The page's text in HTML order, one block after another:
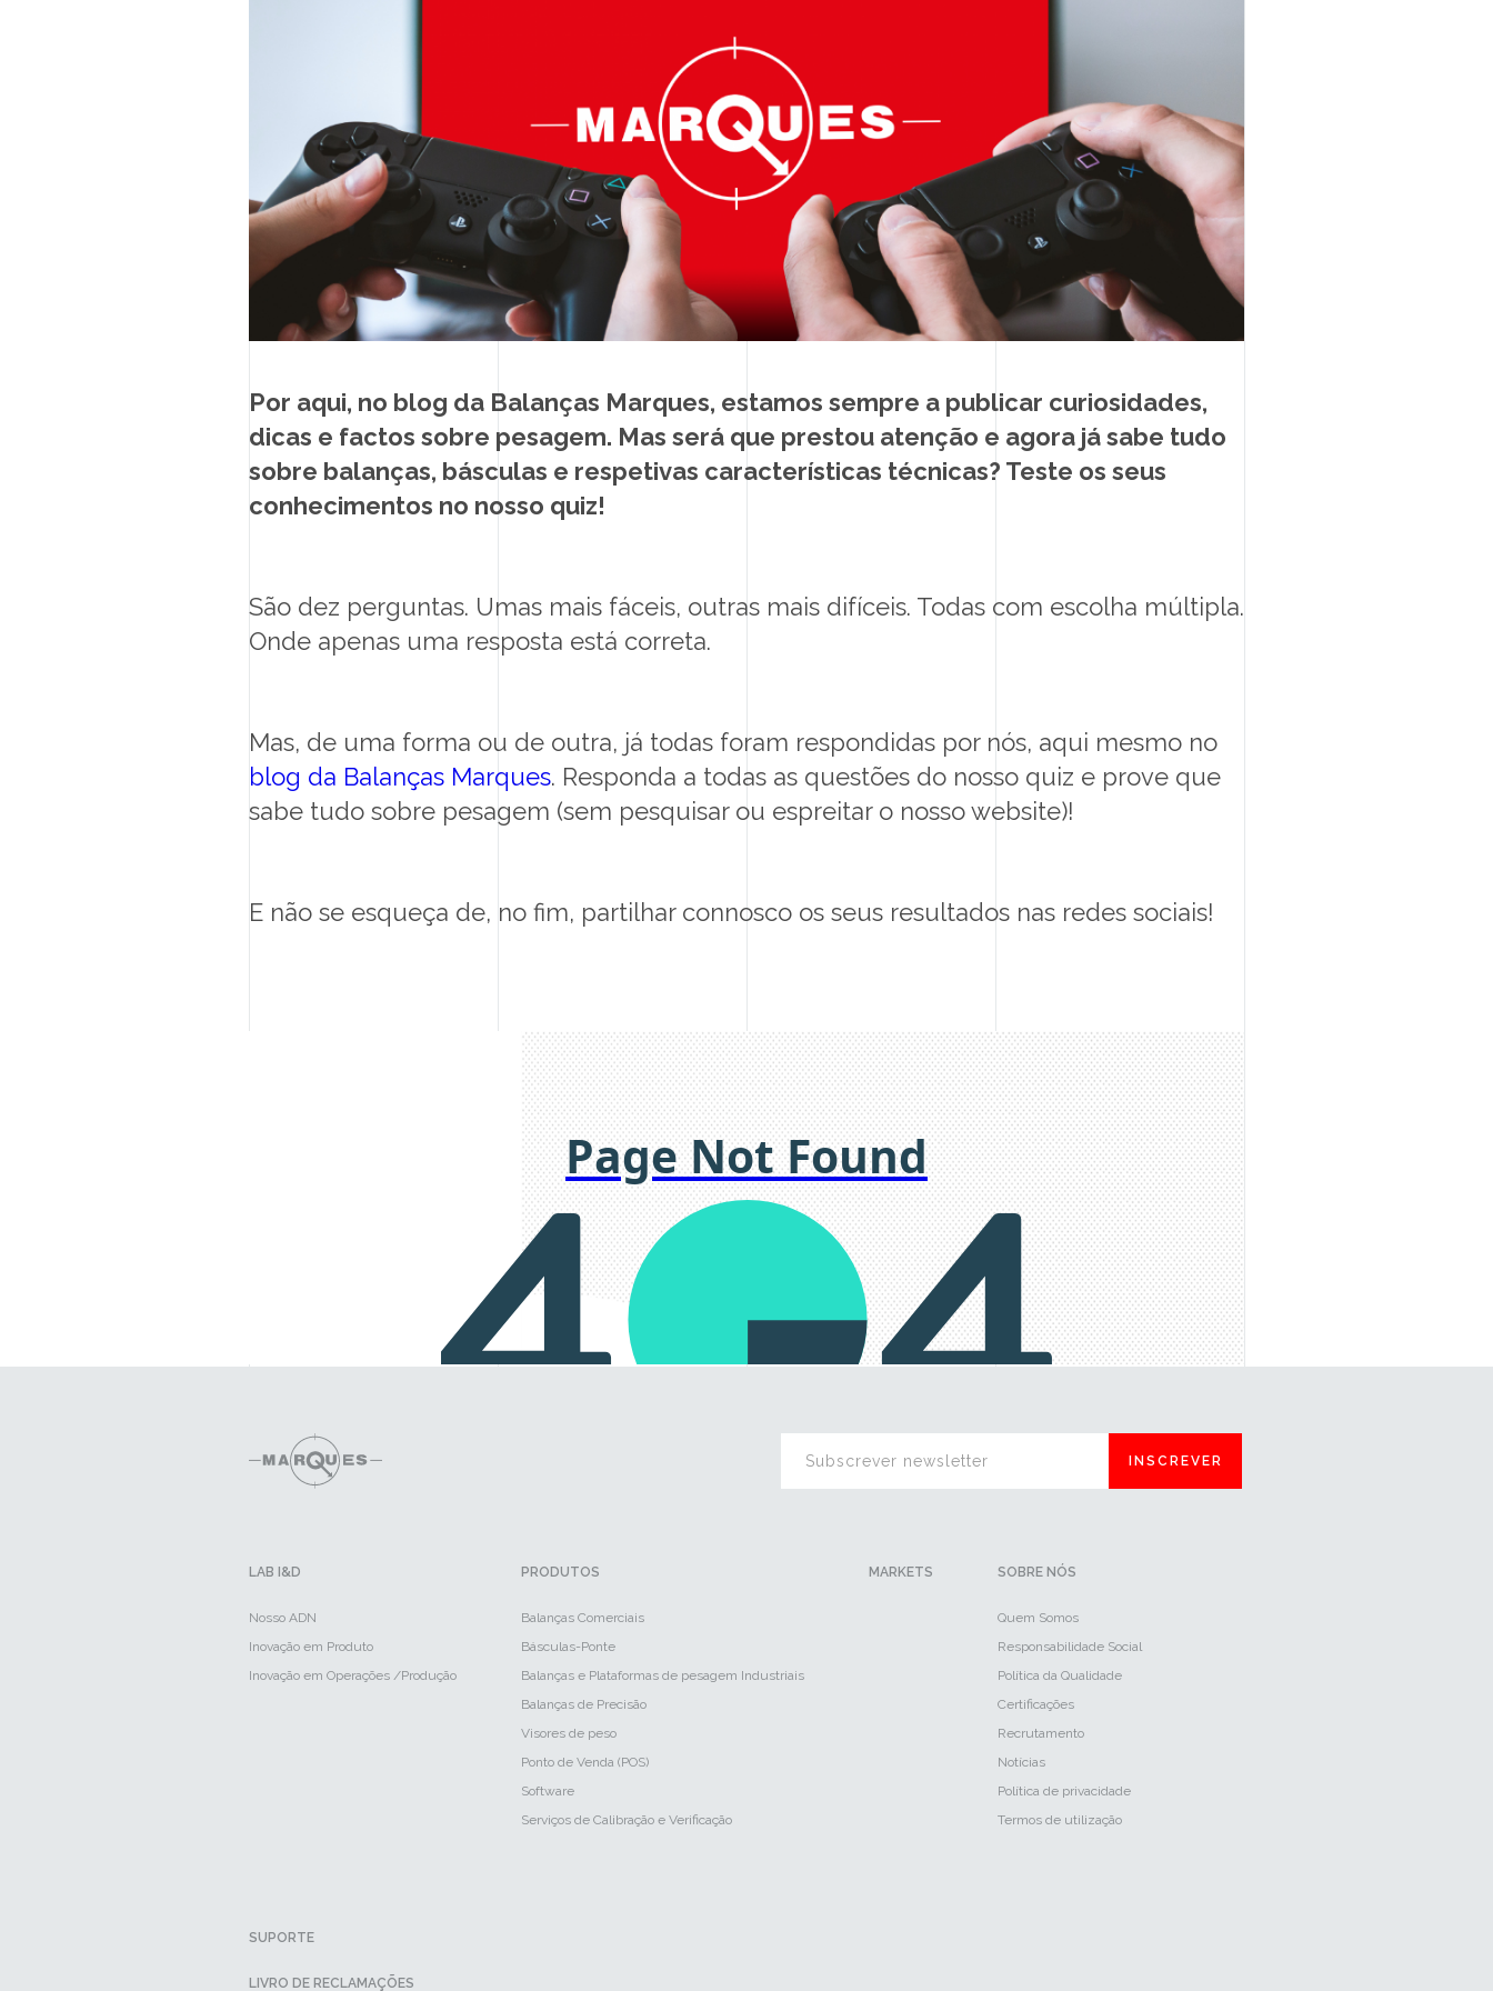
MARQUES ACADEMY
LIVRO DE RECLAMAÇÕES
Por aqui, no blog da Balanças Marques, estamos sempre a publicar curiosidades,
dicas e factos sobre pesagem. Mas será que prestou atenção e agora já sabe tudo
sobre balanças, básculas e respetivas características técnicas? Teste os seus
conhecimentos no nosso quiz!
São dez perguntas. Umas mais fáceis, outras mais difíceis. Todas com escolha múltipla.
Onde apenas uma resposta está correta.
Mas, de uma forma ou de outra, já todas foram respondidas por nós, aqui mesmo no
blog da Balanças Marques. Responda a todas as questões do nosso quiz e prove que
sabe tudo sobre pesagem (sem pesquisar ou espreitar o nosso website)!
E não se esqueça de, no fim, partilhar connosco os seus resultados nas redes sociais!
INSCREVER
LAB I&D
Nosso ADN
Inovação em Produto
Inovação em Operações /Produção
PRODUTOS
Balanças Comerciais
Básculas-Ponte
Balanças e Plataformas de pesagem Industriais
Balanças de Precisão
Visores de peso
Ponto de Venda (POS)
Software
Serviços de Calibração e Verificação
MARKETS SOBRE NÓS
Quem Somos
Responsabilidade Social
Política da Qualidade
Certificações
Recrutamento
Notícias
Política de privacidade
Termos de utilização
SUPORTE
LIVRO DE RECLAMAÇÕES